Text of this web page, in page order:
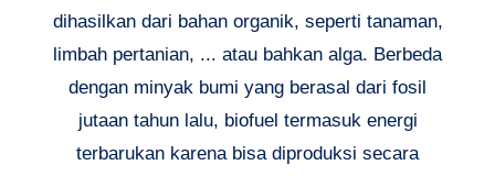
dihasilkan dari bahan organik, seperti tanaman,
limbah pertanian, ... atau bahkan alga. Berbeda
dengan minyak bumi yang berasal dari fosil
jutaan tahun lalu, biofuel termasuk energi
terbarukan karena bisa diproduksi secara